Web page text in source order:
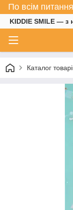
По всім
KIDDIE SMILE — з
Каталог